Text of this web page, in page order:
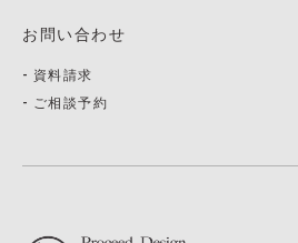
お問い合わせ
資料請求
ご相談予約